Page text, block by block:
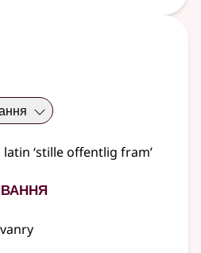
latin ‘stille offentlig fram’